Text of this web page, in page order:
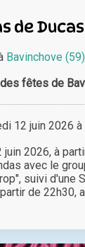
de
Bavinchove (59)
fêtes de
12 juin 2026 à
juin 2026, à
avec le
suivi d'une
de 22h30,